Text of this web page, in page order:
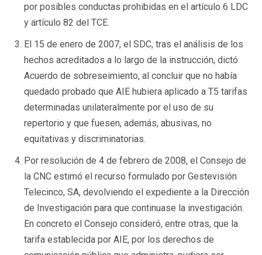
por posibles conductas prohibidas en el artículo 6 LDC
y artículo 82 del TCE.
El 15 de enero de 2007, el SDC, tras el análisis de los
hechos acreditados a lo largo de la instrucción, dictó
Acuerdo de sobreseimiento, al concluir que no había
quedado probado que AIE hubiera aplicado a T5 tarifas
determinadas unilateralmente por el uso de su
repertorio y que fuesen, además, abusivas, no
equitativas y discriminatorias.
Por resolución de 4 de febrero de 2008, el Consejo de
la CNC estimó el recurso formulado por Gestevisión
Telecinco, SA, devolviendo el expediente a la Dirección
de Investigación para que continuase la investigación.
En concreto el Consejo consideró, entre otras, que la
tarifa establecida por AIE, por los derechos de